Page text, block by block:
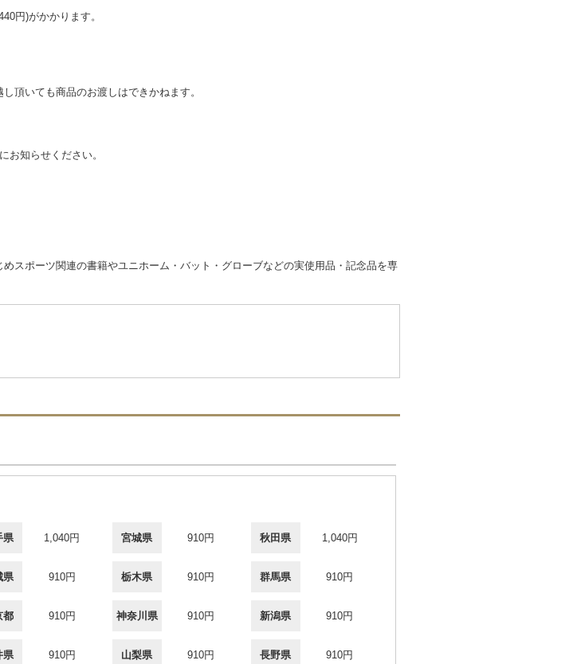
円)がかかります。
いても商品のお渡しはできかねます。
お知らせください。
スポーツ関連の書籍やユニホーム・バット・グローブなどの実使用品・記念品を専
県 1,040円 宮城県 910円 秋田県 1,040円
県 910円 栃木県 910円 群馬県 910円
都 910円 神奈川県 910円 新潟県 910円
県 910円 山梨県 910円 長野県 910円